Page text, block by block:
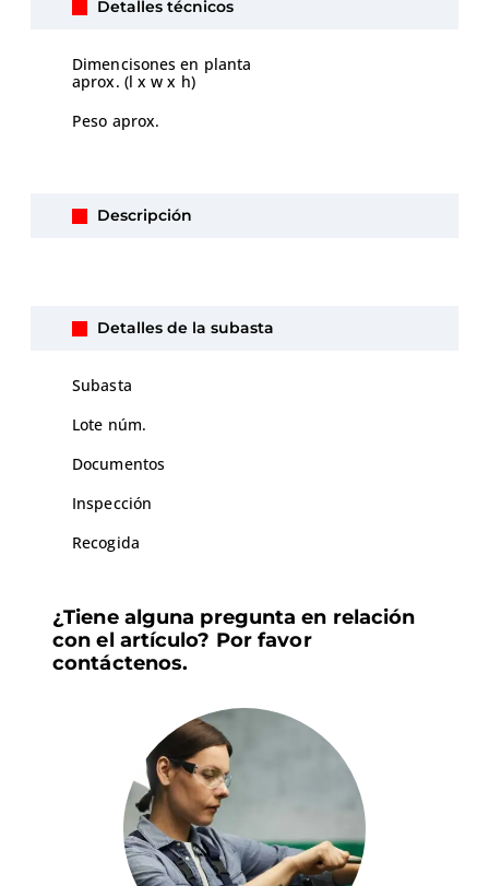
Detalles técnicos
Dimencisones en planta
aprox. (l x w x h)
Peso aprox.
Descripción
Detalles de la subasta
Subasta
Lote núm.
Documentos
Inspección
Recogida
¿Tiene alguna pregunta en relación
con el artículo? Por favor
contáctenos.